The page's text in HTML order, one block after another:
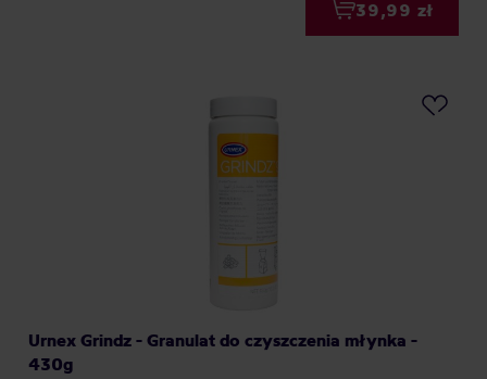
39,99 zł
Urnex Grindz - Granulat do czyszczenia młynka -
430g